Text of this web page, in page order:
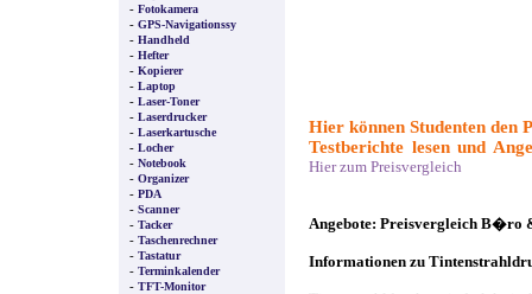
- Fotokamera
- GPS-Navigationssy
- Handheld
- Hefter
- Kopierer
- Laptop
- Laser-Toner
- Laserdrucker
- Laserkartusche
- Locher
- Notebook
- Organizer
- PDA
- Scanner
- Tacker
- Taschenrechner
- Tastatur
- Terminkalender
- TFT-Monitor
Hier können Studenten den
Testberichte lesen und
Hier zum Preisvergleich
Angebote: Preisvergleich B�ro
Informationen zu